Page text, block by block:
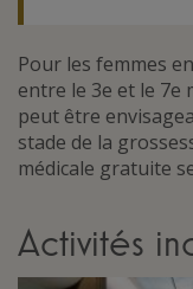
Pour les femmes
entre le 3e et le 7e
peut être
stade de la
médicale gratuite
Activités